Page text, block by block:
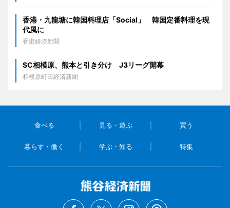
香港・九龍塘に韓国料理店「Social」 韓国定番料理を現
代風に
香港経済新聞
SC相模原、熊本と引き分け J3リーグ開幕
相模原町田経済新聞
食べる 見る・遊ぶ 買う
暮らす・働く 学ぶ・知る 特集